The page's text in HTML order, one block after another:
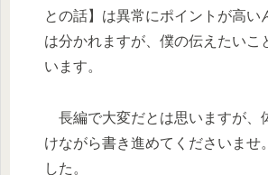
との話】は異常にポイントが高い
は分かれますが、僕の伝えたいこ
います。
長編で大変だとは思いますが、
けながら書き進めてくださいませ
した。